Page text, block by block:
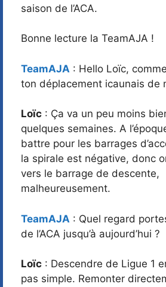
saison de l’ACA.
Bonne lecture la TeamAJA !
TeamAJA : Hello Loïc,
ton déplacement icaunais de
Loïc : Ça va un peu moins
quelques semaines. A
battre pour les barrages
la spirale est négative, donc
vers le barrage de descente,
malheureusement.
TeamAJA : Quel regard
de l’ACA jusqu’à aujourd’hui ?
Loïc : Descendre de Ligue 1
pas simple. Remonter